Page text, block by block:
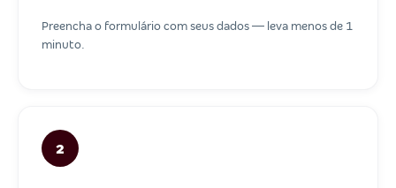
Preencha o formulário com seus dados — leva menos de 1
minuto.
2